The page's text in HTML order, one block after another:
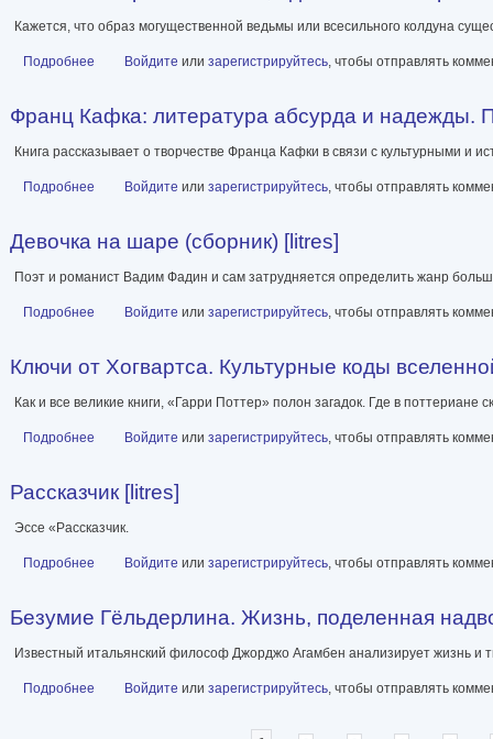
Кажется, что образ могущественной ведьмы или всесильного колдуна
Подробнее о Волхвы и ворожеи. Магия, идеология и стереотипы в
Войдите или зарегистрируйтесь, чтобы отправлять
Франц Кафка: литература абсурда и надежды.
Книга рассказывает о творчестве Франца Кафки в связи с культурными и
Подробнее о Франц Кафка: литература абсурда и надежды. Путеводитель
Войдите или зарегистрируйтесь, чтобы отправлять
Девочка на шаре (сборник) [litres]
Поэт и романист Вадим Фадин и сам затрудняется определить жанр
Подробнее о Девочка на шаре (сборник) [litres]
Войдите или зарегистрируйтесь, чтобы отправлять
Ключи от Хогвартса. Культурные коды
Как и все великие книги, «Гарри Поттер» полон загадок. Где в
Подробнее о Ключи от Хогвартса. Культурные коды вселенной Гарри
Войдите или зарегистрируйтесь, чтобы отправлять
Рассказчик [litres]
Эссе «Рассказчик.
Подробнее о Рассказчик [litres]
Войдите или зарегистрируйтесь, чтобы отправлять
Безумие Гёльдерлина. Жизнь, поделенная
Известный итальянский философ Джорджо Агамбен анализирует жизнь и
Подробнее о Безумие Гёльдерлина. Жизнь, поделенная надвое [litres]
Войдите или зарегистрируйтесь, чтобы отправлять